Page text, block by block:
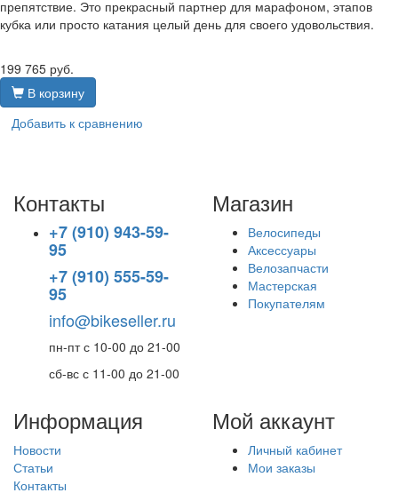
препятствие. Это прекрасный партнер для марафоном, этапов
кубка или просто катания целый день для своего удовольствия.
199 765 руб.
В корзину
Добавить к сравнению
Контакты
+7 (910) 943-59-
95
+7 (910) 555-59-
95
info@bikeseller.ru
пн-пт с 10-00 до 21-00
сб-вс с 11-00 до 21-00
Магазин
Велосипеды
Аксессуары
Велозапчасти
Мастерская
Покупателям
Информация
Новости
Статьи
Контакты
Мой аккаунт
Личный кабинет
Мои заказы